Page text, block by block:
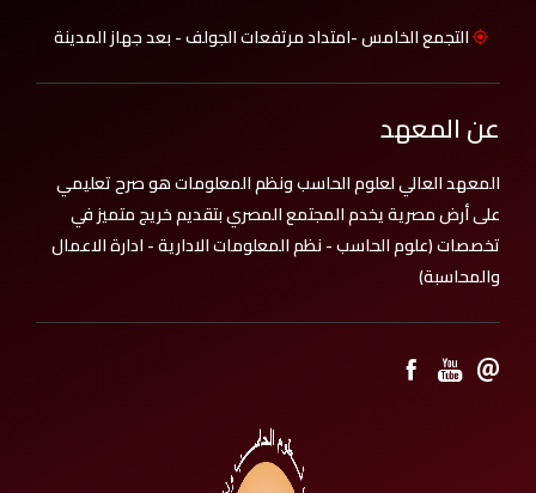
التجمع الخامس -امتداد مرتفعات الجولف - بعد جهاز المدينة
عن المعهد
المعهد العالي لعلوم الحاسب ونظم المعلومات هو صرح تعليمي
على أرض مصرية يخدم المجتمع المصري بتقديم خريج متميز في
تخصصات (علوم الحاسب - نظم المعلومات الادارية - ادارة الاعمال
والمحاسبة)